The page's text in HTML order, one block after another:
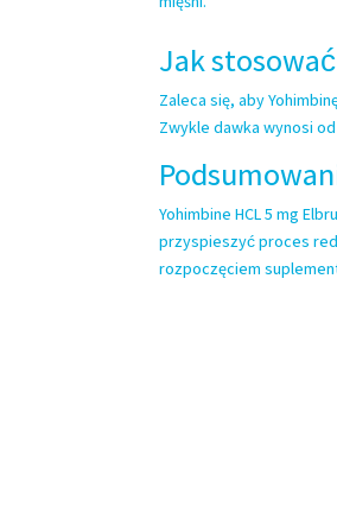
Jak
Zaleca się, aby
Zwykle dawka wynosi
Yohimbine HCL 5 mg
przyspieszyć proces
rozpoczęciem